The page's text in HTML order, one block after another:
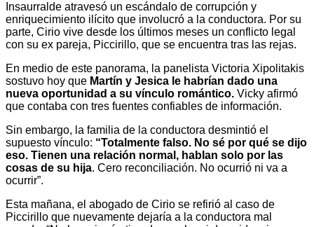
Insaurralde atravesó un escándalo de corrupción y
enriquecimiento ilícito que involucró a la conductora. Por su
parte, Cirio vive desde los últimos meses un conflicto legal
con su ex pareja, Piccirillo, que se encuentra tras las rejas.
En medio de este panorama, la panelista Victoria Xipolitakis
sostuvo hoy que Martín y Jesica le habrían dado una
nueva oportunidad a su vínculo romántico. Vicky afirmó
que contaba con tres fuentes confiables de información.
Sin embargo, la familia de la conductora desmintió el
supuesto vínculo: “Totalmente falso. No sé por qué se dijo
eso. Tienen una relación normal, hablan solo por las
cosas de su hija. Cero reconciliación. No ocurrió ni va a
ocurrir”.
Esta mañana, el abogado de Cirio se refirió al caso de
Piccirillo que nuevamente dejaría a la conductora mal